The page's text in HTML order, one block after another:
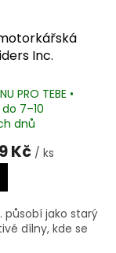
Inc.
PRO TEBE •
7–10
dnů
Kč / ks
působí jako starý
dílny, kde se